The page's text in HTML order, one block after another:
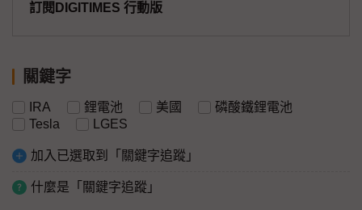
訂閱DIGITIMES 行動版
關鍵字
IRA 鋰電池 美國
磷酸鐵鋰電池
Tesla
LGES
加入已選取到「關鍵字追蹤」
什麼是「關鍵字追蹤」